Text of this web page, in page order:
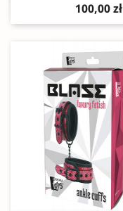
100,00 zł